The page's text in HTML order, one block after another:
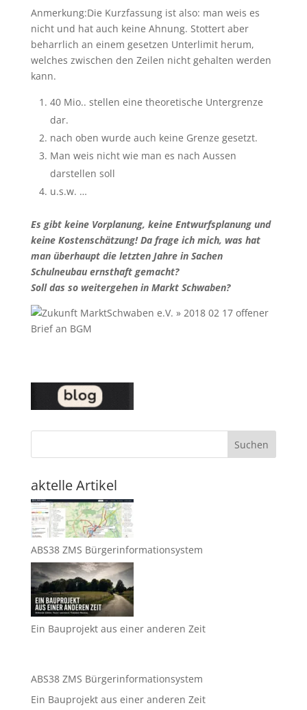
Anmerkung:Die Kurzfassung ist also: man weis es
nicht und hat auch keine Ahnung. Stottert aber
beharrlich an einem gesetzen Unterlimit herum,
welches zwischen den Zeilen nicht gehalten werden
kann.
40 Mio.. stellen eine theoretische Untergrenze
dar.
nach oben wurde auch keine Grenze gesetzt.
Man weis nicht wie man es nach Aussen
darstellen soll
u.s.w. …
Es gibt keine Vorplanung, keine Entwurfsplanung und
keine Kostenschätzung! Da frage ich mich, was hat
man überhaupt die letzten Jahre in Sachen
Schulneubau ernsthaft gemacht?
Soll das so weitergehen in Markt Schwaben?
Suchen
aktelle Artikel
ABS38 ZMS Bürgerinformationsystem
Ein Bauprojekt aus einer anderen Zeit
ABS38 ZMS Bürgerinformationsystem
Ein Bauprojekt aus einer anderen Zeit